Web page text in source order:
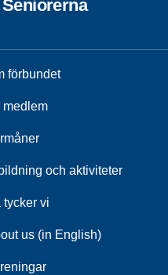
förbundet
medlem
och aktiviteter
tycker vi
us (in English)